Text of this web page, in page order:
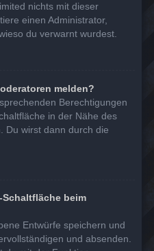
nichts mit dieser
einen Administrator,
du verwarnt wurdest.
melden?
Berechtigungen
in der Nähe des
Du wirst dann durch die
Schaltfläche beim
Entwürfe speichern und
und absenden.